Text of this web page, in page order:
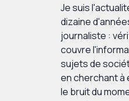
Je suis
dizaine
journaliste :
couvre
sujets de
en cherchant à
le bruit du